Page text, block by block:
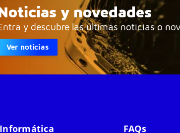
y novedades
y descubre las últimas noticias o
Ver noticias
Informática FAQs